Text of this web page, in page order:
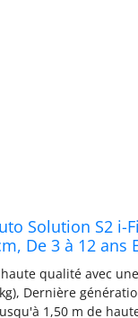
Solution S2 i-
De 3 à 12 ans
qualité avec
Dernière
1,50 m de